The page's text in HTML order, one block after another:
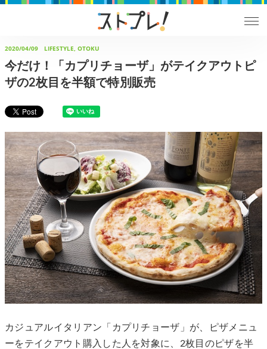
2020/04/09 LIFESTYLE, OTOKU
今だけ！「カプリチョーザ」がテイクアウトピ
ザの2枚目を半額で特別販売
カジュアルイタリアン「カプリチョーザ」が、ピザメニュ
ーをテイクアウト購入した人を対象に、2枚目のピザを半